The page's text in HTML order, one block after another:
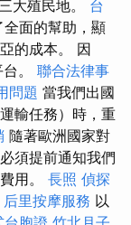
大殖民地。 台
面的幫助，顯
的成本。 因
。 聯合法律事
問題 當我們出國
輸任務）時，重
隨著歐洲國家對
須提前通知我們
用。 長照 偵探
后里按摩服務 以